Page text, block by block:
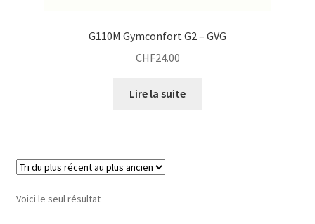
G110M Gymconfort G2 – GVG
CHF24.00
Lire la suite
Voici le seul résultat